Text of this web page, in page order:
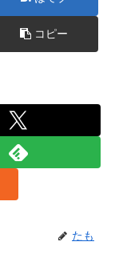
コピー
たも